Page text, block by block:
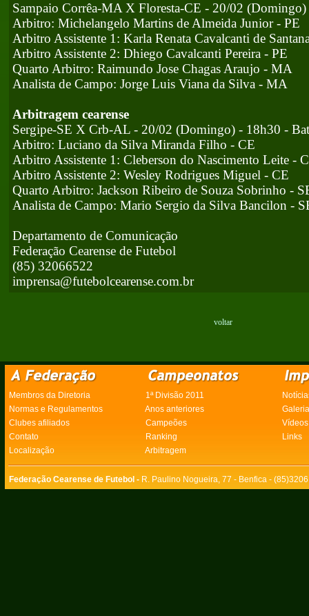
Sampaio Corrêa-MA X Floresta-CE - 20/02 (Domingo)
Arbitro: Michelangelo Martins de Almeida Junior - PE
Arbitro Assistente 1: Karla Renata Cavalcanti de
Arbitro Assistente 2: Dhiego Cavalcanti Pereira - PE
Quarto Arbitro: Raimundo Jose Chagas Araujo - MA
Analista de Campo: Jorge Luis Viana da Silva - MA
Arbitragem cearense
Sergipe-SE X Crb-AL - 20/02 (Domingo) - 18h30 -
Arbitro: Luciano da Silva Miranda Filho - CE
Arbitro Assistente 1: Cleberson do Nascimento Leite -
Arbitro Assistente 2: Wesley Rodrigues Miguel - CE
Quarto Arbitro: Jackson Ribeiro de Souza Sobrinho -
Analista de Campo: Mario Sergio da Silva Bancilon -
Departamento de Comunicação
Federação Cearense de Futebol
(85) 32066522
imprensa@futebolcearense.com.br
voltar
Membros da Diretoria 1ª Divisão 2011
Normas e Regulamentos
Anos anteriores
Clubes afiliados
Campeões
Vídeos
Contato
Ranking
Links
Localização
Arbitragem
Federação Cearense de Futebol - R. Paulino Nogueira, 77 - Benfica -